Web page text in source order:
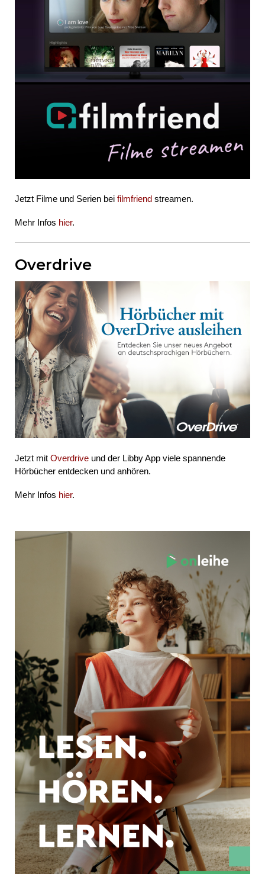
Jetzt Filme und Serien bei filmfriend streamen.
Mehr Infos hier.
Overdrive
Jetzt mit Overdrive und der Libby App viele spannende
Hörbücher entdecken und anhören.
Mehr Infos hier.